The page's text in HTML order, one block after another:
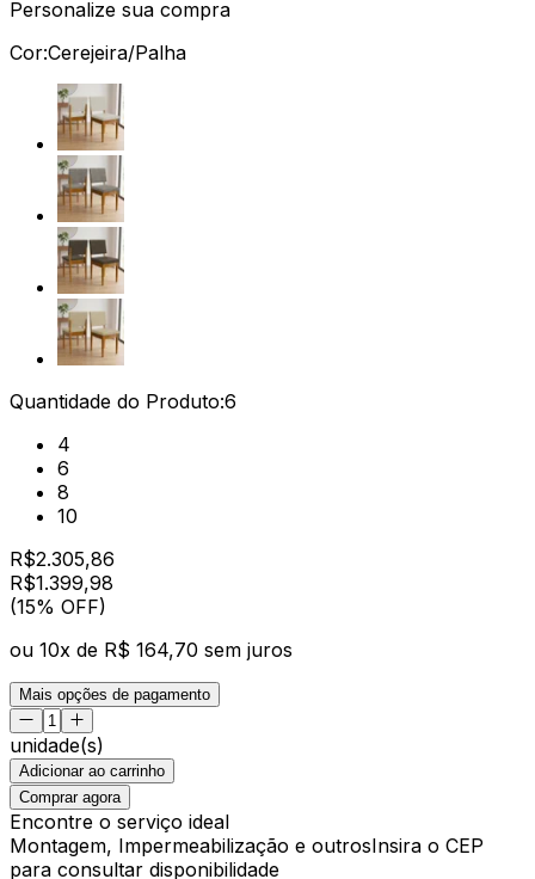
Personalize sua compra
Cor:Cerejeira/Palha
Quantidade do Produto:6
4
6
8
10
R$2.305,86
R$1.399,98
(15% OFF)
ou 10x de R$ 164,70 sem juros
Mais opções de pagamento
unidade(s)
Adicionar ao carrinho
Comprar agora
Encontre o serviço ideal
Montagem, Impermeabilização e outrosInsira o CEP
para consultar disponibilidade